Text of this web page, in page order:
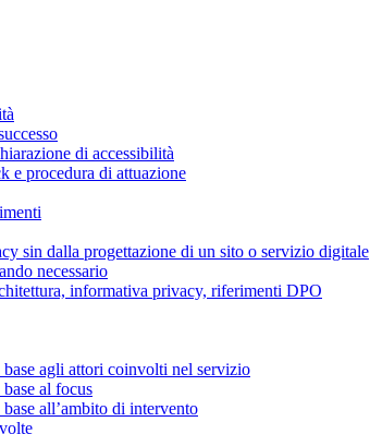
di accessibilità
e procedura di attuazione
sin dalla progettazione di un sito o servizio digitale
necessario
informativa privacy, riferimenti DPO
agli attori coinvolti nel servizio
al focus
all’ambito di intervento